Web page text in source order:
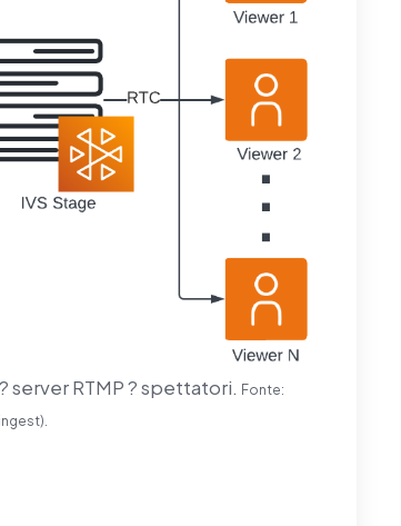
server RTMP ? spettatori. Fonte: